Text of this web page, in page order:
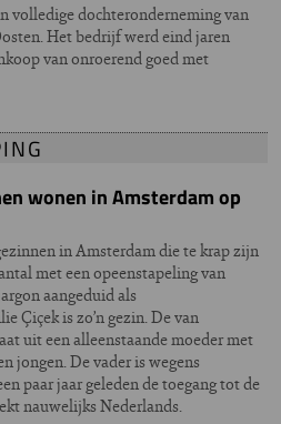
volledige dochteronderneming van
Het bedrijf werd eind jaren
van onroerend goed met
wonen in Amsterdam op
in Amsterdam die te krap zijn
met een opeenstapeling van
aangeduid als
Çiçek is zo’n gezin. De van
uit een alleenstaande moeder met
jongen. De vader is wegens
paar jaar geleden de toegang tot de
nauwelijks Nederlands.